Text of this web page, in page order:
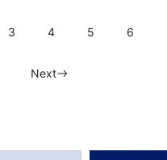
3 4 5 6
Next